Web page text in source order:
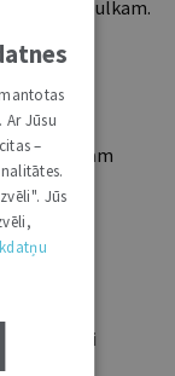
lasītāju pulkam.
lietotājam
mapes
Ar Jūsu
–
Jūs